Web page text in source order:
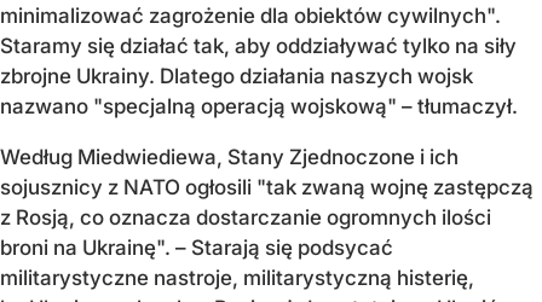
minimalizować zagrożenie dla obiektów cywilnych".
Staramy się działać tak, aby oddziaływać tylko na siły
zbrojne Ukrainy. Dlatego działania naszych wojsk
nazwano "specjalną operacją wojskową" – tłumaczył.
Według Miedwiediewa, Stany Zjednoczone i ich
sojusznicy z NATO ogłosili "tak zwaną wojnę zastępczą
z Rosją, co oznacza dostarczanie ogromnych ilości
broni na Ukrainę". – Starają się podsycać
militarystyczne nastroje, militarystyczną histerię,